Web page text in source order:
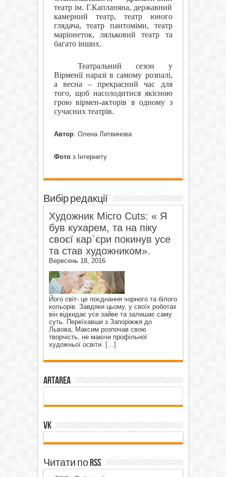
театр ім. Г.Капланяна, державний
камерний театр, театр юного
глядача, театр пантоміми, театр
маріонеток, ляльковий театр та
багато інших.
Театральний сезон у
Вірменії наразі в самому розпалі,
а весна – прекрасний час для
того, щоб насолодитися якісною
грою вірмен-акторів в одному з
сучасних театрів.
Автор: Олена Литвинова
Фотоз Інтернету
Вибір редакції
Художник Micro Cuts: « Я
був кухарем, та на піку
своєї кар`єри покинув усе
та став художником».
Вересень 18, 2016
Його світ- це поєднання чорного та білого
кольорів. Завдяки цьому, у своїх роботах
він відкидає усе зайве та залишає саму
суть. Переїхавши з Запоріжжя до
Львова, Максим розпочав свою
творчість, не маючи профільної
художньої освіти.
[…]
ArtArea
VK
Читати по RSS